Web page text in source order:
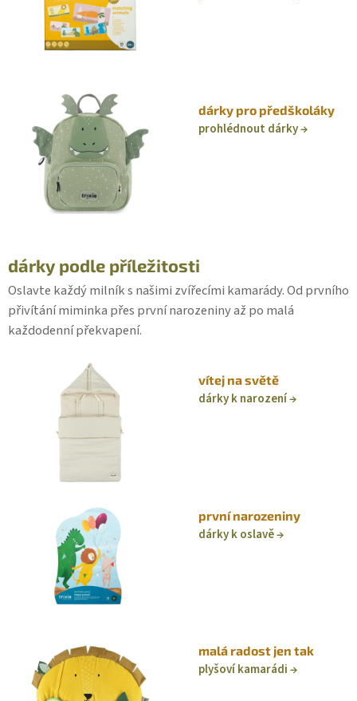
dárky pro předškoláky
prohlédnout dárky
dárky podle příležitosti
Oslavte každý milník s našimi zvířecími kamarády. Od prvního
přivítání miminka přes první narozeniny až po malá
každodenní překvapení.
vítej na světě
dárky k narození
první narozeniny
dárky k oslavě
malá radost jen tak
plyšoví kamarádi